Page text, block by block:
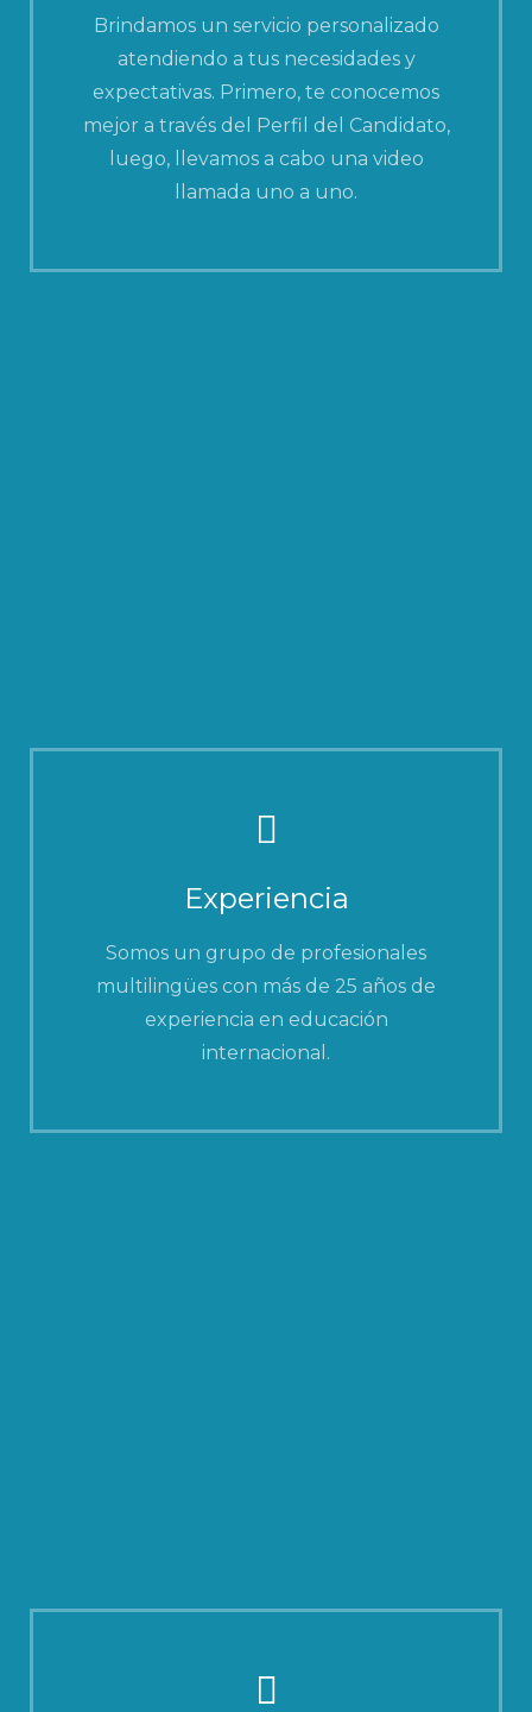
Brindamos un servicio personalizado
atendiendo a tus necesidades y
expectativas. Primero, te conocemos
mejor a través del Perfil del Candidato,
luego, llevamos a cabo una video
llamada uno a uno.
Experiencia
Somos un grupo de profesionales
multilingües con más de 25 años de
experiencia en educación
internacional.